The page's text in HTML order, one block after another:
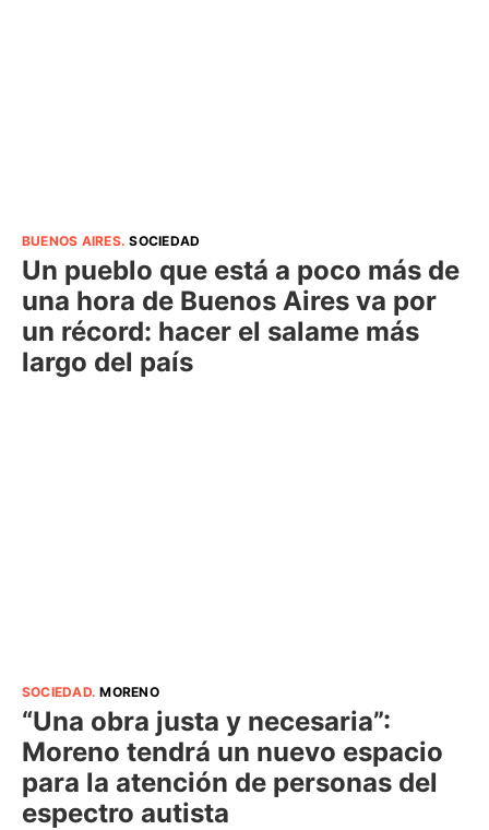
BUENOS AIRES.SOCIEDAD
Un pueblo que está a poco más de
una hora de Buenos Aires va por
un récord: hacer el salame más
largo del país
SOCIEDAD.MORENO
“Una obra justa y necesaria”:
Moreno tendrá un nuevo espacio
para la atención de personas del
espectro autista